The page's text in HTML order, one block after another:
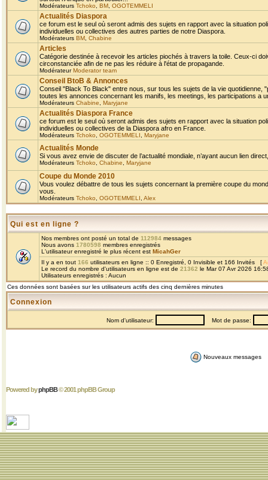
Modérateurs Tchoko BM OGOTEMMELI
Actualités Diaspora
ce forum est le seul où seront admis des sujets en rapport avec la situation
individuelles ou collectives des autres parties de notre Diaspora.
Modérateurs BM Chabine
Articles
Catégorie destinée à recevoir les articles piochés à travers la toile. Ceux-ci
circonstanciée afin de ne pas les réduire à l'état de propagande.
ModérateurModerator team
Conseil BtoB & Annonces
Conseil "Black To Black" entre nous, sur tous les sujets de la vie
toutes les annonces concernant les manifs, les meetings, les participations a
Modérateurs Chabine Maryjane
Actualités Diaspora France
ce forum est le seul où seront admis des sujets en rapport avec la situation
individuelles ou collectives de la Diaspora afro en France.
Modérateurs Tchoko OGOTEMMELI Maryjane
Actualités Monde
Si vous avez envie de discuter de l’actualité mondiale, n’ayant aucun lien
Modérateurs Tchoko Chabine Maryjane
Coupe du Monde 2010
Vous voulez débattre de tous les sujets concernant la première coupe du
vous.
Modérateurs Tchoko OGOTEMMELI Alex
Qui est en ligne ?
Nos membres ont posté un total de 112984 messages
Nous avons 1780598 membres enregistrés
L'utilisateur enregistré le plus récent est MicahGer
Il y a en tout 166 utilisateurs en ligne :: 0 Enregistré, 0 Invisible et 166 Invités [
Le record du nombre d'utilisateurs en ligne est de 21362 le Mar 07 Avr 2026
Utilisateurs enregistrés : Aucun
Ces données sont basées sur les utilisateurs actifs des cinq dernières minutes
Connexion
Nom d'utilisateur: Mot de passe:
Nouveaux messages
Powered byphpBB© 2001 phpBB Group